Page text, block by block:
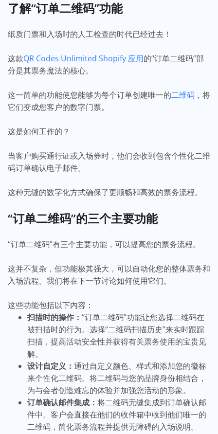
了解“订单二维码”功能
纸质门票和入场时的人工检查的时代已经过去！
这款QR Codes Unlimited Shopify 应用的“订单二维码”部
分是其票务魔法的核心。
这一简单的功能使您能够为每个订单创建唯一的二维码 ，将
它们变成您客户的数字门票。
这是如何工作的？
当客户购买通行证或入场券时，他们会收到包含个性化二维
码订单确认电子邮件。
这种无缝的数字化方式确保了更顺畅和高效的票务流程。
“订单二维码”的三个主要功能
“订单二维码”有三个主要功能，可以提高您的票务流程。
这并不复杂，但功能极其强大，可以自动化您的整体票务和
入场流程。我们将在下一节讨论如何使用它们。
这些功能包括以下内容：
扫描时的操作： “订单二维码”功能让您选择二维码在
被扫描时的行为。选择“二维码扫描历史”来实时跟踪
扫描，提高活动安全性并获得有关票务使用的宝贵见
解。
设计自定义： 通过自定义颜色、样式和添加您的徽标
来个性化二维码。将二维码与您的品牌身份相结合，
为与会者创造难忘的体验并加强您活动的形象。
订单确认邮件集成： 将二维码无缝集成到订单确认邮
件中。客户会直接在他们的收件箱中收到他们唯一的
二维码，简化票务流程并提供无障碍的入场说明。